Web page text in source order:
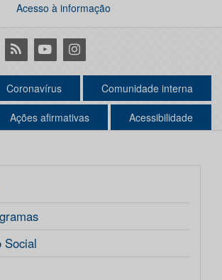
Acesso à informação
RSS YoutubeInstagram
Coronavírus Comunidade interna
Ações afirmativas Acessibilidade
Social